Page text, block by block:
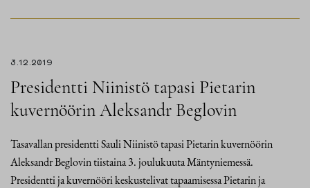
3.12.2019
Presidentti Niinistö tapasi Pietarin
kuvernöörin Aleksandr Beglovin
Tasavallan presidentti Sauli Niinistö tapasi Pietarin kuvernöörin
Aleksandr Beglovin tiistaina 3. joulukuuta Mäntyniemessä.
Presidentti ja kuvernööri keskustelivat tapaamisessa Pietarin ja